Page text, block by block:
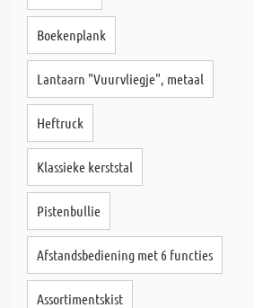
Boekenplank
Lantaarn "Vuurvliegje", metaal
Heftruck
Klassieke kerststal
Pistenbullie
Afstandsbediening met 6 functies
Assortimentskist